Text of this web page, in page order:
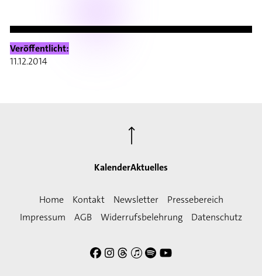
Veröffentlicht:
11.12.2014
KalenderAktuelles
⟶
Home Kontakt Newsletter
Pressebereich
Impressum
AGB Widerrufsbelehrung Datenschutz